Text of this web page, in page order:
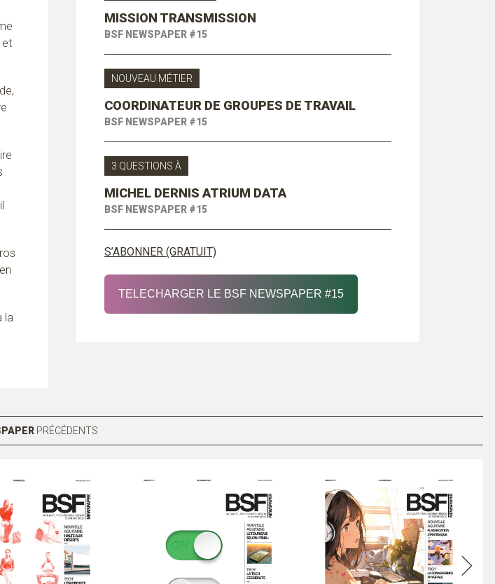
et
la
MISSION TRANSMISSION
BSF NEWSPAPER #15
NOUVEAU MÉTIER
COORDINATEUR DE GROUPES DE TRAVAIL
BSF NEWSPAPER #15
3 QUESTIONS À
MICHEL DERNIS ATRIUM DATA
BSF NEWSPAPER #15
S’ABONNER (GRATUIT)
TELECHARGER LE BSF NEWSPAPER #15
PRÉCÉDENTS